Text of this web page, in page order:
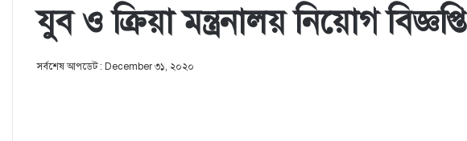
যুব ও ক্রিয়া মন্ত্রনালয় নিয়োগ বিজ্ঞপ্তি
সর্বশেষ আপডেট : December ৩১, ২০২০